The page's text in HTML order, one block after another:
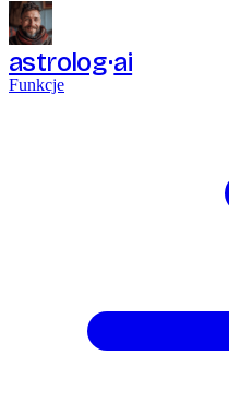
astrolog ai
Funkcje